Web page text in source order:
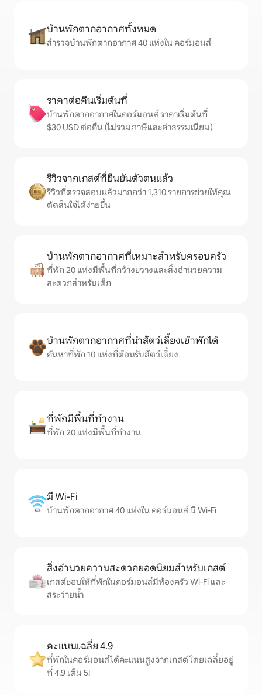
บ้านพักตากอากาศทั้งหมด
สำรวจบ้านพักตากอากาศ 40 แห่งใน คอร์มอนส์
ราคาต่อคืนเริ่มต้นที่
บ้านพักตากอากาศในคอร์มอนส์ ราคาเริ่มต้นที่
$30 USD ต่อคืน (ไม่รวมภาษีและค่าธรรมเนียม)
รีวิวจากเกสต์ที่ยืนยันตัวตนแล้ว
รีวิวที่ตรวจสอบแล้วมากกว่า 1,310 รายการช่วยให้คุณ
ตัดสินใจได้ง่ายขึ้น
บ้านพักตากอากาศที่เหมาะสำหรับครอบครัว
ที่พัก 20 แห่งมีพื้นที่กว้างขวางและสิ่งอำนวยความ
สะดวกสำหรับเด็ก
บ้านพักตากอากาศที่นำสัตว์เลี้ยงเข้าพักได้
ค้นหาที่พัก 10 แห่งที่ต้อนรับสัตว์เลี้ยง
ที่พักมีพื้นที่ทำงาน
ที่พัก 20 แห่งมีพื้นที่ทำงาน
มี Wi-Fi
บ้านพักตากอากาศ 40 แห่งใน คอร์มอนส์ มี Wi-Fi
สิ่งอำนวยความสะดวกยอดนิยมสำหรับเกสต์
เกสต์ชอบให้ที่พักในคอร์มอนส์มีห้องครัว Wi-Fi และ
สระว่ายน้ำ
คะแนนเฉลี่ย 4.9
ที่พักในคอร์มอนส์ได้คะแนนสูงจากเกสต์ โดยเฉลี่ยอยู่
ที่ 4.9 เต็ม 5!